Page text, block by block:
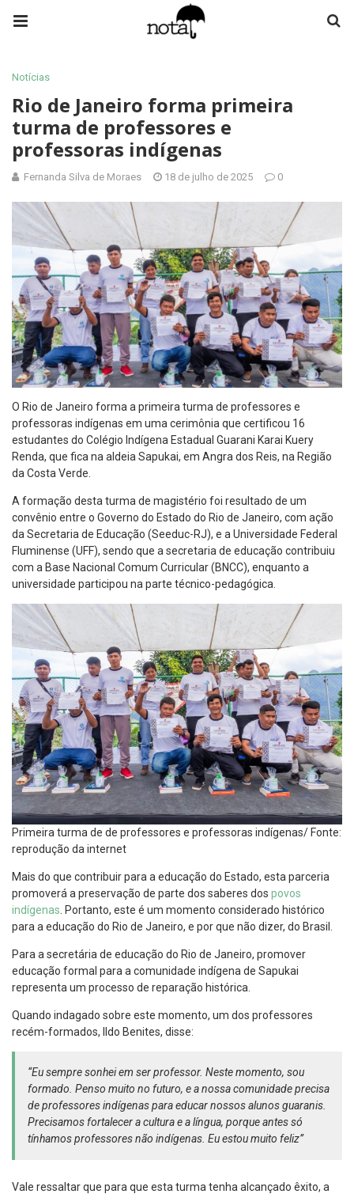
Notícias
Rio de Janeiro forma primeira
turma de professores e
professoras indígenas
Fernanda Silva de Moraes 18 de julho de 2025 0
O Rio de Janeiro forma a primeira turma de professores e
professoras indígenas em uma cerimônia que certificou 16
estudantes do Colégio Indígena Estadual Guarani Karai Kuery
Renda, que fica na aldeia Sapukai, em Angra dos Reis, na Região
da Costa Verde.
A formação desta turma de magistério foi resultado de um
convênio entre o Governo do Estado do Rio de Janeiro, com ação
da Secretaria de Educação (Seeduc-RJ), e a Universidade Federal
Fluminense (UFF), sendo que a secretaria de educação contribuiu
com a Base Nacional Comum Curricular (BNCC), enquanto a
universidade participou na parte técnico-pedagógica.
Primeira turma de de professores e professoras indígenas/ Fonte:
reprodução da internet
Mais do que contribuir para a educação do Estado, esta parceria
promoverá a preservação de parte dos saberes dos povos
indígenas . Portanto, este é um momento considerado histórico
para a educação do Rio de Janeiro, e por que não dizer, do Brasil.
Para a secretária de educação do Rio de Janeiro, promover
educação formal para a comunidade indígena de Sapukai
representa um processo de reparação histórica.
Quando indagado sobre este momento, um dos professores
recém-formados, Ildo Benites, disse:
“Eu sempre sonhei em ser professor. Neste momento, sou
formado. Penso muito no futuro, e a nossa comunidade precisa
de professores indígenas para educar nossos alunos guaranis.
Precisamos fortalecer a cultura e a língua, porque antes só
tínhamos professores não indígenas. Eu estou muito feliz”
Vale ressaltar que para que esta turma tenha alcançado êxito, a